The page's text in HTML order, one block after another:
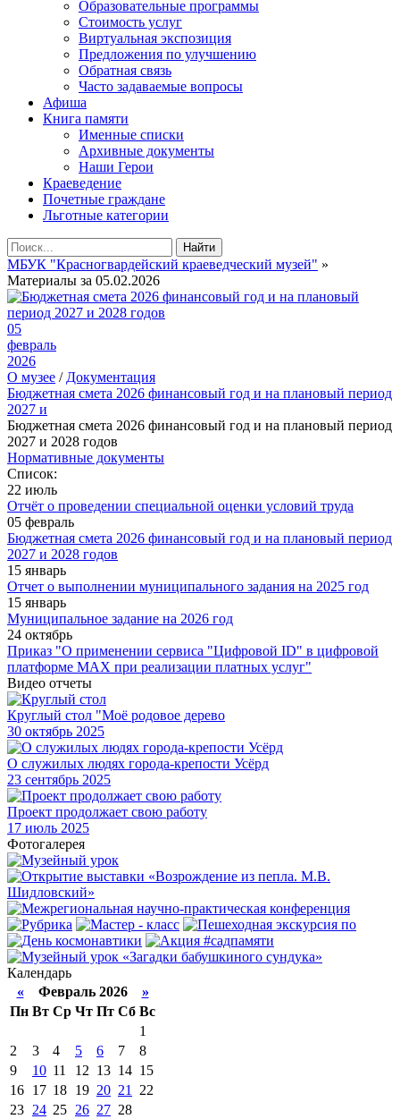
Образовательные программы
Стоимость услуг
Виртуальная экспозиция
Предложения по улучшению
Обратная связь
Часто задаваемые вопросы
Афиша
Книга памяти
Именные списки
Архивные документы
Наши Герои
Краеведение
Почетные граждане
Льготные категории
Найти
МБУК "Красногвардейский краеведческий музей" »
Материалы за 05.02.2026
05
февраль
2026
О музее / Документация
Бюджетная смета 2026 финансовый год и на плановый период
2027 и
Бюджетная смета 2026 финансовый год и на плановый период
2027 и 2028 годов
Нормативные документы
Список:
22 июль
Отчёт о проведении специальной оценки условий труда
05 февраль
Бюджетная смета 2026 финансовый год и на плановый период
2027 и 2028 годов
15 январь
Отчет о выполнении муниципального задания на 2025 год
15 январь
Муниципальное задание на 2026 год
24 октябрь
Приказ "О применении сервиса "Цифровой ID" в цифровой
платформе МАХ при реализации платных услуг"
Видео отчеты
Круглый стол "Моё родовое дерево
30 октябрь 2025
О служилых людях города-крепости Усёрд
23 сентябрь 2025
Проект продолжает свою работу
17 июль 2025
Фотогалерея
Календарь
«Февраль 2026 »
Пн Вт Ср Чт Пт Сб Вс
1
2
3 4 5 6 7
8
9
10 11 12 13 14 15
16 17 18 19 20 21
22
23 24 25 26 27 28